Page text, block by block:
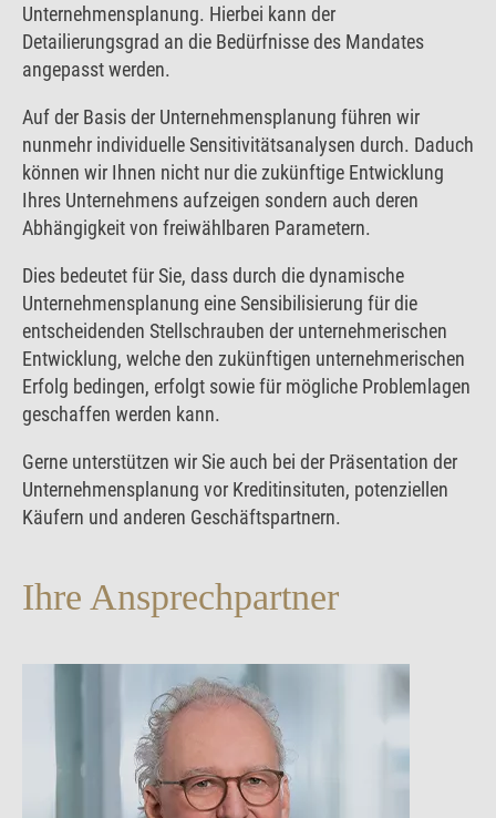
Unternehmensplanung. Hierbei kann der
Detailierungsgrad an die Bedürfnisse des Mandates
angepasst werden.
Auf der Basis der Unternehmensplanung führen wir
nunmehr individuelle Sensitivitätsanalysen durch. Daduch
können wir Ihnen nicht nur die zukünftige Entwicklung
Ihres Unternehmens aufzeigen sondern auch deren
Abhängigkeit von freiwählbaren Parametern.
Dies bedeutet für Sie, dass durch die dynamische
Unternehmensplanung eine Sensibilisierung für die
entscheidenden Stellschrauben der unternehmerischen
Entwicklung, welche den zukünftigen unternehmerischen
Erfolg bedingen, erfolgt sowie für mögliche Problemlagen
geschaffen werden kann.
Gerne unterstützen wir Sie auch bei der Präsentation der
Unternehmensplanung vor Kreditinsituten, potenziellen
Käufern und anderen Geschäftspartnern.
Ihre Ansprechpartner